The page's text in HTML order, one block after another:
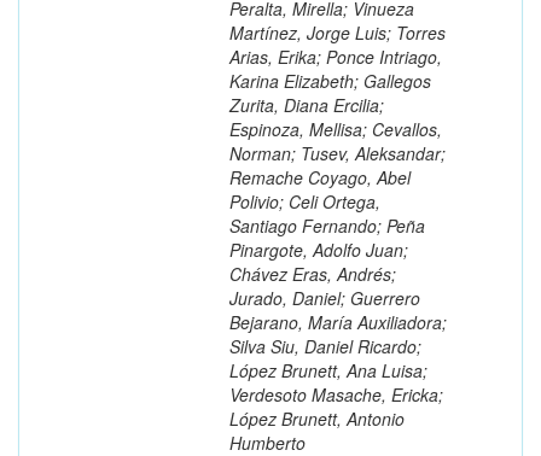
Peralta, Mirella; Vinueza
Martínez, Jorge Luis; Torres
Arias, Erika; Ponce Intriago,
Karina Elizabeth; Gallegos
Zurita, Diana Ercilia;
Espinoza, Mellisa; Cevallos,
Norman; Tusev, Aleksandar;
Remache Coyago, Abel
Polivio; Celi Ortega,
Santiago Fernando; Peña
Pinargote, Adolfo Juan;
Chávez Eras, Andrés;
Jurado, Daniel; Guerrero
Bejarano, María Auxiliadora;
Silva Siu, Daniel Ricardo;
López Brunett, Ana Luisa;
Verdesoto Masache, Ericka;
López Brunett, Antonio
Humberto